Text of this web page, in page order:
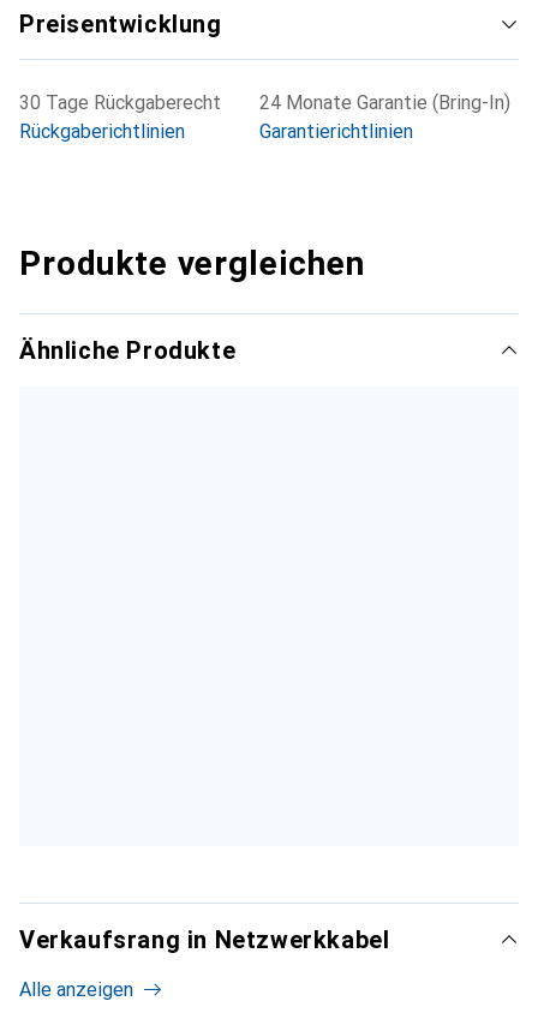
Preisentwicklung
30 Tage Rückgaberecht
Rückgaberichtlinien
24 Monate Garantie (Bring-In)
Garantierichtlinien
Produkte vergleichen
Ähnliche Produkte
Verkaufsrang in Netzwerkkabel
Alle anzeigen